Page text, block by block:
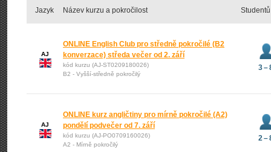
Jazyk Název kurzu a pokročilost Studentů
AJ
ONLINE English Club pro středně pokročilé (B2
konverzace) středa večer od 2. září
kód kurzu (AJ-ST0209180026)
B2 - Vyšší-středně pokročilý
3 –
AJ
ONLINE kurz angličtiny pro mírně pokročilé (A2)
pondělí podvečer od 7. září
kód kurzu (AJ-PO0709160026)
A2 - Mírně pokročilý
2 –